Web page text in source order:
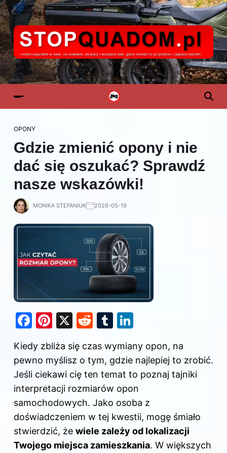
OPONY
Gdzie zmienić opony i nie
dać się oszukać? Sprawdź
nasze wskazówki!
MONIKA STEFANIUK 2026-05-19
F
c
e
b
o
o
k
Pi
er
e
st
X
R
d
di
t
T
m
bl
r
k
e
dI
n
Kiedy zbliża się czas wymiany opon, na
pewno myślisz o tym, gdzie najlepiej to zrobić.
Jeśli ciekawi cię ten temat to poznaj tajniki
interpretacji rozmiarów opon
samochodowych. Jako osoba z
doświadczeniem w tej kwestii, mogę śmiało
stwierdzić, że wiele zależy od lokalizacji
Twojego miejsca zamieszkania. W większych